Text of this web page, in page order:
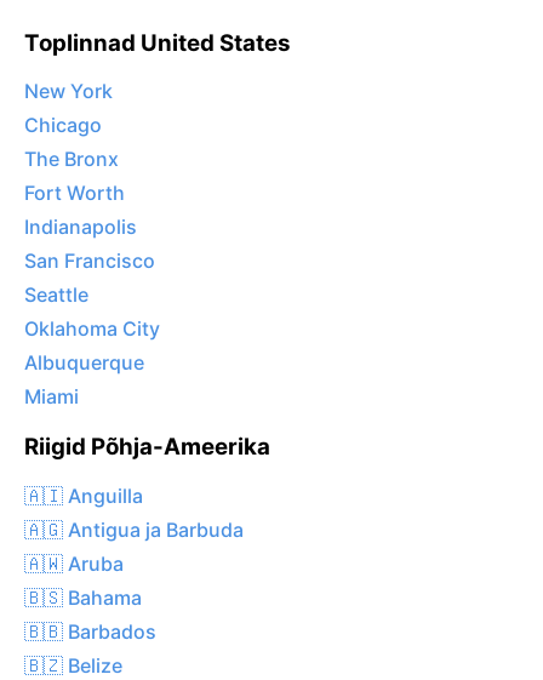
Toplinnad United States
New York
Chicago
The Bronx
Fort Worth
Indianapolis
San Francisco
Seattle
Oklahoma City
Albuquerque
Miami
Riigid Põhja-Ameerika
🇦🇮 Anguilla
🇦🇬 Antigua ja Barbuda
🇦🇼 Aruba
🇧🇸 Bahama
🇧🇧 Barbados
🇧🇿 Belize